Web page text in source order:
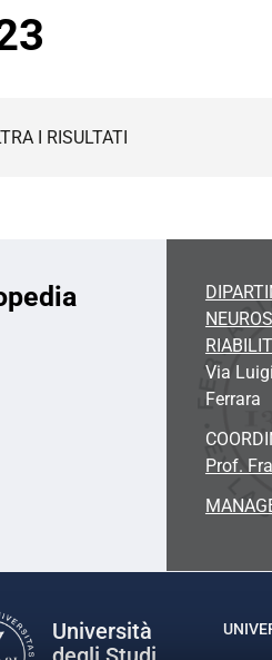
I RISULTATI
Via
Ferrara
Prof.
Università